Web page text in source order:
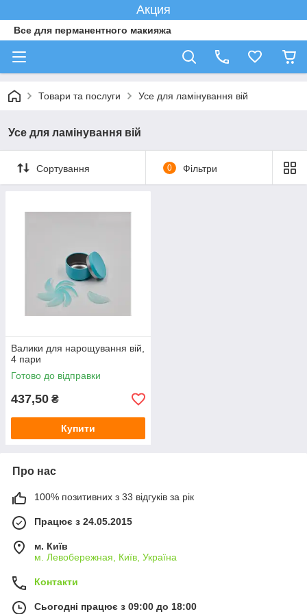
Акция
Все для перманентного макияжа
Товари та послуги Усе для ламінування вій
Усе для ламінування вій
Сортування 0 Фільтри
Валики для нарощування вій,
4 пари
Готово до відправки
437,50 ₴
Купити
Про нас
100% позитивних з 33 відгуків за рік
Працює з 24.05.2015
м. Київ
м. Левобережная, Київ, Україна
Контакти
Сьогодні працює з 09:00 до 18:00